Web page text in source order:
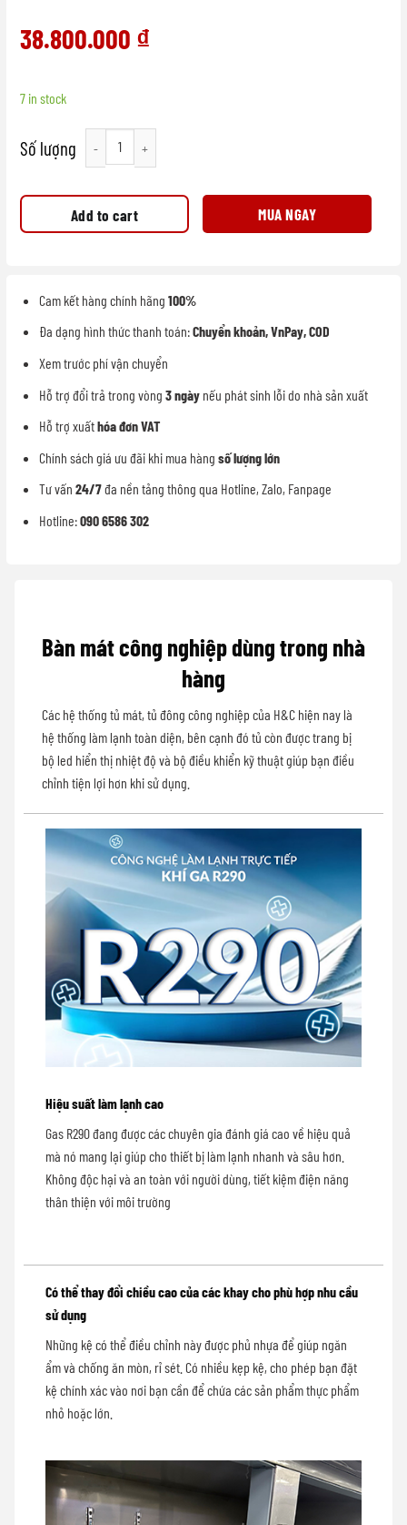
38.800.000 ₫
7 in stock
Bàn mát công nghiệp dùng trong nhà hàng quantity
Add to cart MUA NGAY
Cam kết hàng chính hãng 100%
Đa dạng hình thức thanh toán:Chuyển khoản, VnPay, COD
Xem trước phí vận chuyển
Hỗ trợ đổi trả trong vòng 3 ngày nếu phát sinh lỗi do nhà sản xuất
Hỗ trợ xuấthóa đơn VAT
Chính sách giá ưu đãi khi mua hàng số lượng lớn
Tư vấn 24/7đa nền tảng thông qua Hotline, Zalo, Fanpage
Hotline:090 6586 302
Bàn mát công nghiệp dùng trong nhà
hàng
Các hệ thống tủ mát, tủ đông công nghiệp của H&C hiện nay là
hệ thống làm lạnh toàn diện, bên cạnh đó tủ còn được trang bị
bộ led hiển thị nhiệt độ và bộ điều khiển kỹ thuật giúp bạn điều
chỉnh tiện lợi hơn khi sử dụng.
Hiệu suất làm lạnh cao
Gas R290 đang được các chuyên gia đánh giá cao về hiệu quả
mà nó mang lại giúp cho thiết bị làm lạnh nhanh và sâu hơn.
Không độc hại và an toàn với người dùng, tiết kiệm điện năng
thân thiện với môi trường
Có thể thay đổi chiều cao của các khay cho phù hợp nhu cầu
sử dụng
Những kệ có thể điều chỉnh này được phủ nhựa để giúp ngăn
ẩm và chống ăn mòn, rỉ sét. Có nhiều kẹp kệ, cho phép bạn đặt
kệ chính xác vào nơi bạn cần để chứa các sản phẩm thực phẩm
nhỏ hoặc lớn.